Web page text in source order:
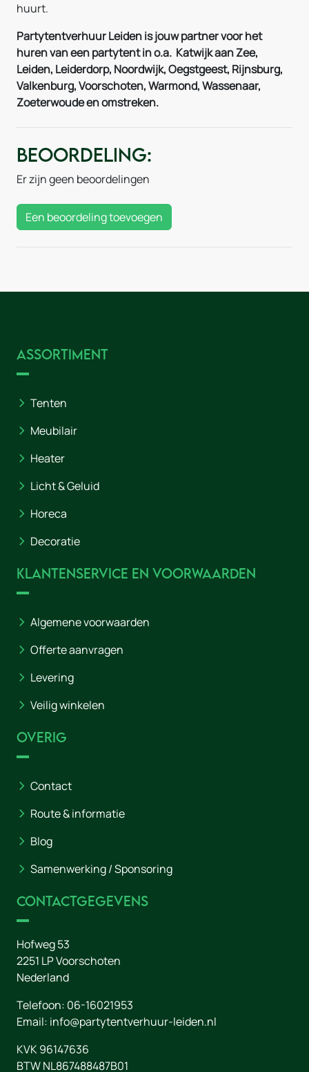
huurt.
Partytentverhuur Leiden is jouw partner voor het
huren van een partytent in o.a. Katwijk aan Zee,
Leiden, Leiderdorp, Noordwijk, Oegstgeest, Rijnsburg,
Valkenburg, Voorschoten, Warmond, Wassenaar,
Zoeterwoude en omstreken.
Beoordeling:
Er zijn geen beoordelingen
Een beoordeling toevoegen
Assortiment
Tenten
Meubilair
Heater
Licht & Geluid
Horeca
Decoratie
Klantenservice en voorwaarden
Algemene voorwaarden
Offerte aanvragen
Levering
Veilig winkelen
Overig
Contact
Route & informatie
Blog
Samenwerking / Sponsoring
Contactgegevens
Hofweg 53
2251 LPVoorschoten
Nederland
Telefoon: 06-16021953
Email: info@partytentverhuur-leiden.nl
KVK 96147636
BTW NL867488487B01